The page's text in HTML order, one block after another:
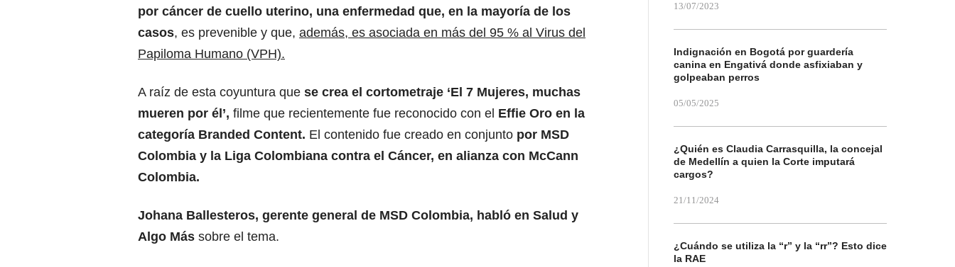
por cáncer de cuello uterino, una enfermedad que, en la mayoría de los
casos, es prevenible y que, además, es asociada en más del 95 % al Virus del
Papiloma Humano (VPH).
A raíz de esta coyuntura que se crea el cortometraje ‘El 7 Mujeres, muchas
mueren por él’, filme que recientemente fue reconocido con el Effie Oro en la
categoría Branded Content. El contenido fue creado en conjunto por MSD
Colombia y la Liga Colombiana contra el Cáncer, en alianza con McCann
Colombia.
Johana Ballesteros, gerente general de MSD Colombia, habló en Salud y
Algo Más sobre el tema.
13/07/2023
Indignación en Bogotá por guardería
canina en Engativá donde asfixiaban y
golpeaban perros
05/05/2025
¿Quién es Claudia Carrasquilla, la concejal
de Medellín a quien la Corte imputará
cargos?
21/11/2024
¿Cuándo se utiliza la “r” y la “rr”? Esto dice
la RAE